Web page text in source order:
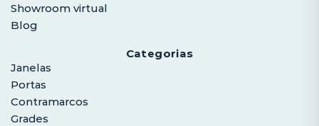
Showroom virtual
Blog
Categorias
Janelas
Portas
Contramarcos
Grades